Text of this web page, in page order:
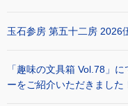
玉石参房 第五十二房
「趣味の文具箱 Vol.78」
ーをご紹介いただきました